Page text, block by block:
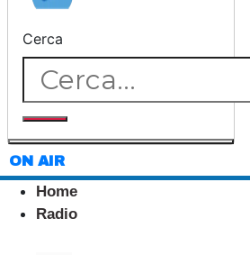
Cerca
ON AIR
Home
Radio